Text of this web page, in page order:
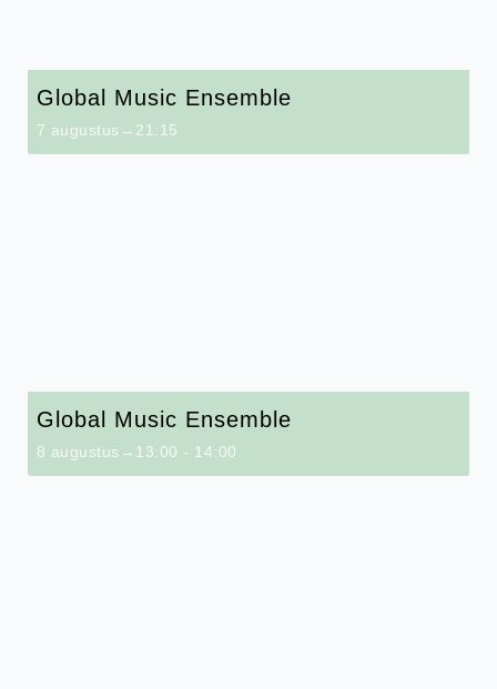
Global Music Ensemble
7 augustus→21:15
Global Music Ensemble
8 augustus→13:00 - 14:00